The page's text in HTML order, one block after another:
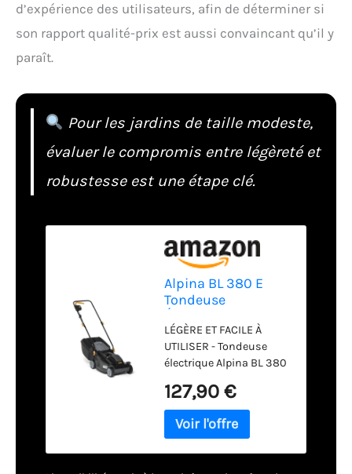
d’expérience des utilisateurs, afin de déterminer si
son rapport qualité-prix est aussi convaincant qu’il y
paraît.
Pour les jardins de taille modeste,
évaluer le compromis entre légèreté et
robustesse est une étape clé.
Alpina BL 380 E
Tondeuse
38 cm – Bac 40 l,
Réglage 3 Positions
– Pelouses jusqu'à
500 m²
LÉGÈRE ET FACILE À
UTILISER - Tondeuse
électrique Alpina BL 380
ergonomique et pliable
pour une maniabilité
optimale.
127,90 €